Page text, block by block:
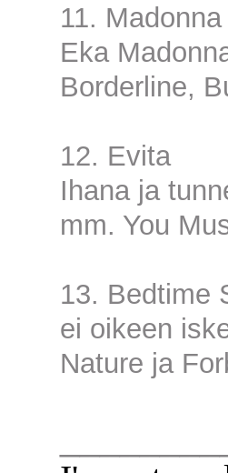
11. Madonna
Eka
Borderline,
12. Evita
Ihana ja
mm. You
13. Bedtime
ei oikeen
Nature ja